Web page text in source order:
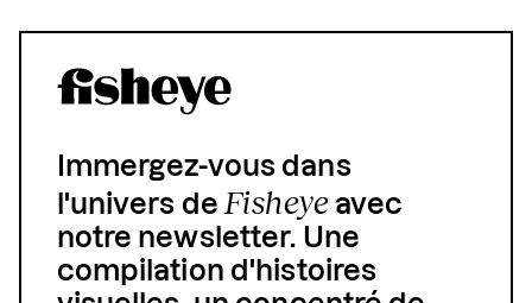
Immergez-vous dans
l'univers deFisheyeavec
notre newsletter. Une
compilation d'histoires